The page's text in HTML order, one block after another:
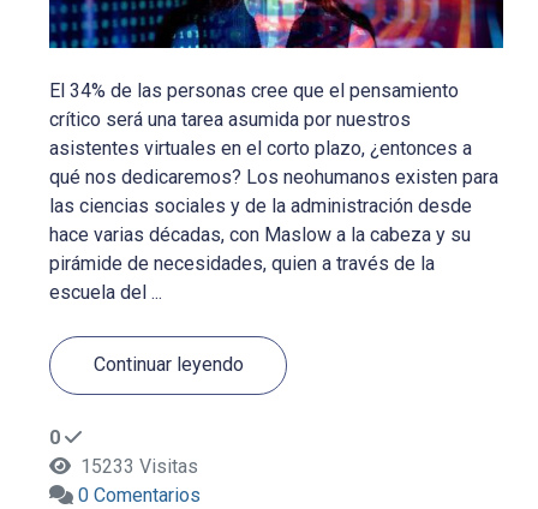
El 34% de las personas cree que el pensamiento
crítico será una tarea asumida por nuestros
asistentes virtuales en el corto plazo, ¿entonces a
qué nos dedicaremos? Los neohumanos existen para
las ciencias sociales y de la administración desde
hace varias décadas, con Maslow a la cabeza y su
pirámide de necesidades, quien a través de la
escuela del ...
Continuar leyendo
0
15233 Visitas
0 Comentarios